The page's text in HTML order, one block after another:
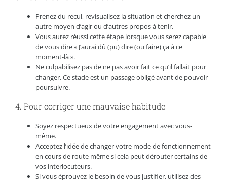
Prenez du recul, revisualisez la situation et cherchez un
autre moyen d’agir ou d’autres propos à tenir.
Vous aurez réussi cette étape lorsque vous serez capable
de vous dire « J’aurai dû (pu) dire (ou faire) ça à ce
moment-là ».
Ne culpabilisez pas de ne pas avoir fait ce qu’il fallait pour
changer. Ce stade est un passage obligé avant de pouvoir
poursuivre.
4. Pour corriger une mauvaise habitude
Soyez respectueux de votre engagement avec vous-
même.
Acceptez l’idée de changer votre mode de fonctionnement
en cours de route même si cela peut dérouter certains de
vos interlocuteurs.
Si vous éprouvez le besoin de vous justifier, utilisez des